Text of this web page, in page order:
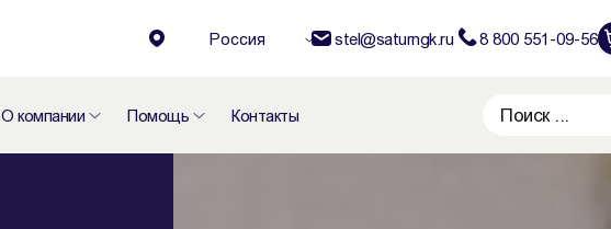
Россия stel@saturngk.ru 8 800 551-09-56
О компании Помощь Контакты